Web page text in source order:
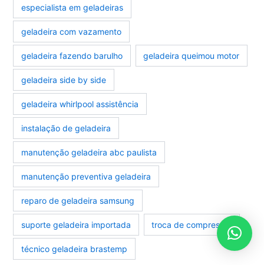
especialista em geladeiras
geladeira com vazamento
geladeira fazendo barulho geladeira queimou motor
geladeira side by side
geladeira whirlpool assistência
instalação de geladeira
manutenção geladeira abc paulista
manutenção preventiva geladeira
reparo de geladeira samsung
suporte geladeira importada troca de compressor
técnico geladeira brastemp